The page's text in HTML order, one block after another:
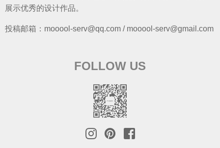
展示优秀的设计作品。
投稿邮箱：mooool-serv@qq.com / mooool-serv@gmail.com
FOLLOW US